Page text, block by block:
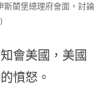
蘭堡總理府會面，討論
會美國，美國
憤怒。